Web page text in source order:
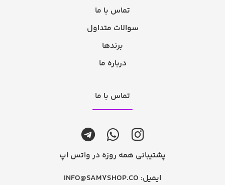
تماس با ما
سوالات متداول
برندها
درباره ما
تماس با ما
پشتیبانی همه روزه در واتس اپ
ایمیل: INFO@SAM7SHOP.CO